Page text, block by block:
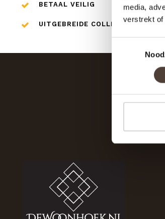
media,
verstrekt of
BETAAL VEILIG
UITGEBREIDE COLLECTIE